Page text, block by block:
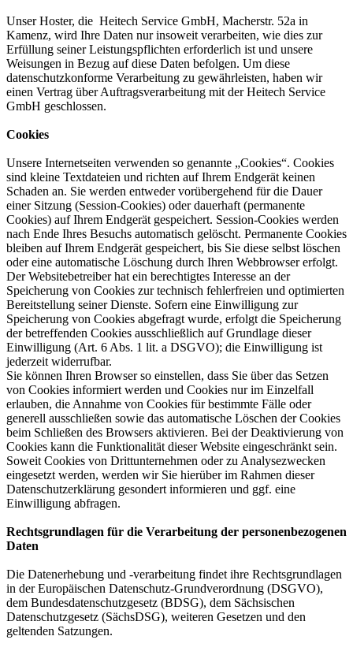
Unser Hoster, die Heitech Service GmbH, Macherstr. 52a in
Kamenz, wird Ihre Daten nur insoweit verarbeiten, wie dies zur
Erfüllung seiner Leistungspflichten erforderlich ist und unsere
Weisungen in Bezug auf diese Daten befolgen. Um diese
datenschutzkonforme Verarbeitung zu gewährleisten, haben wir
einen Vertrag über Auftragsverarbeitung mit der Heitech Service
GmbH geschlossen.
Cookies
Unsere Internetseiten verwenden so genannte „Cookies“. Cookies
sind kleine Textdateien und richten auf Ihrem Endgerät keinen
Schaden an. Sie werden entweder vorübergehend für die Dauer
einer Sitzung (Session-Cookies) oder dauerhaft (permanente
Cookies) auf Ihrem Endgerät gespeichert. Session-Cookies werden
nach Ende Ihres Besuchs automatisch gelöscht. Permanente Cookies
bleiben auf Ihrem Endgerät gespeichert, bis Sie diese selbst löschen
oder eine automatische Löschung durch Ihren Webbrowser erfolgt.
Der Websitebetreiber hat ein berechtigtes Interesse an der
Speicherung von Cookies zur technisch fehlerfreien und optimierten
Bereitstellung seiner Dienste. Sofern eine Einwilligung zur
Speicherung von Cookies abgefragt wurde, erfolgt die Speicherung
der betreffenden Cookies ausschließlich auf Grundlage dieser
Einwilligung (Art. 6 Abs. 1 lit. a DSGVO); die Einwilligung ist
jederzeit widerrufbar.
Sie können Ihren Browser so einstellen, dass Sie über das Setzen
von Cookies informiert werden und Cookies nur im Einzelfall
erlauben, die Annahme von Cookies für bestimmte Fälle oder
generell ausschließen sowie das automatische Löschen der Cookies
beim Schließen des Browsers aktivieren. Bei der Deaktivierung von
Cookies kann die Funktionalität dieser Website eingeschränkt sein.
Soweit Cookies von Drittunternehmen oder zu Analysezwecken
eingesetzt werden, werden wir Sie hierüber im Rahmen dieser
Datenschutzerklärung gesondert informieren und ggf. eine
Einwilligung abfragen.
Rechtsgrundlagen für die Verarbeitung der personenbezogenen
Daten
Die Datenerhebung und -verarbeitung findet ihre Rechtsgrundlagen
in der Europäischen Datenschutz-Grundverordnung (DSGVO),
dem Bundesdatenschutzgesetz (BDSG), dem Sächsischen
Datenschutzgesetz (SächsDSG), weiteren Gesetzen und den
geltenden Satzungen.